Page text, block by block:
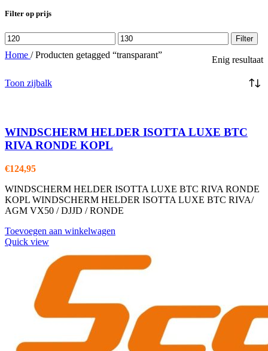
Filter op prijs
Min.
prijs
Max.
prijs
Filter
Home / Producten getagged “transparant” Enig resultaat
Toon zijbalk
WINDSCHERM HELDER ISOTTA LUXE BTC
RIVA RONDE KOPL
€124,95
WINDSCHERM HELDER ISOTTA LUXE BTC RIVA RONDE
KOPL WINDSCHERM HELDER ISOTTA LUXE BTC RIVA/
AGM VX50 / DJJD / RONDE
Toevoegen aan winkelwagen
Quick view